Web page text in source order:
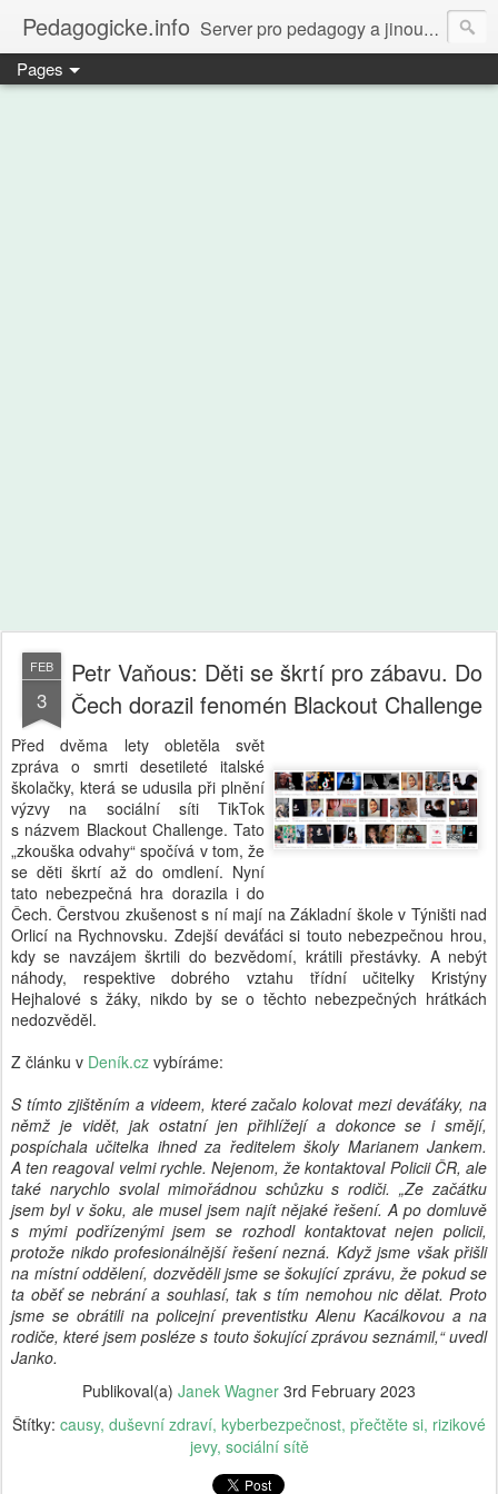
Pedagogicke.info Server pro pedagogy a jinou zvířenu
Pages
FEB
3
Petr Vaňous: Děti se škrtí pro zábavu. Do
Čech dorazil fenomén Blackout Challenge
Před dvěma lety obletěla svět
zpráva o smrti desetileté italské
školačky, která se udusila při plnění
výzvy na sociální síti TikTok
s názvem Blackout Challenge. Tato
„zkouška odvahy“ spočívá v tom, že
se děti škrtí až do omdlení. Nyní
tato nebezpečná hra dorazila i do
Čech. Čerstvou zkušenost s ní mají na Základní škole v Týništi nad
Orlicí na Rychnovsku. Zdejší deváťáci si touto nebezpečnou hrou,
kdy se navzájem škrtili do bezvědomí, krátili přestávky. A nebýt
náhody, respektive dobrého vztahu třídní učitelky Kristýny
Hejhalové s žáky, nikdo by se o těchto nebezpečných hrátkách
nedozvěděl.
Z článku v Deník.cz vybíráme:
S tímto zjištěním a videem, které začalo kolovat mezi deváťáky, na
němž je vidět, jak ostatní jen přihlížejí a dokonce se i smějí,
pospíchala učitelka ihned za ředitelem školy Marianem Jankem.
A ten reagoval velmi rychle. Nejenom, že kontaktoval Policii ČR, ale
také narychlo svolal mimořádnou schůzku s rodiči. „Ze začátku
jsem byl v šoku, ale musel jsem najít nějaké řešení. A po domluvě
s mými podřízenými jsem se rozhodl kontaktovat nejen policii,
protože nikdo profesionálnější řešení nezná. Když jsme však přišli
na místní oddělení, dozvěděli jsme se šokující zprávu, že pokud se
ta oběť se nebrání a souhlasí, tak s tím nemohou nic dělat. Proto
jsme se obrátili na policejní preventistku Alenu Kacálkovou a na
rodiče, které jsem posléze s touto šokující zprávou seznámil,“ uvedl
Janko.
Publikoval(a) Janek Wagner 3rd February 2023
Štítky: causy duševní zdraví kyberbezpečnost přečtěte si rizikové
jevy sociální sítě